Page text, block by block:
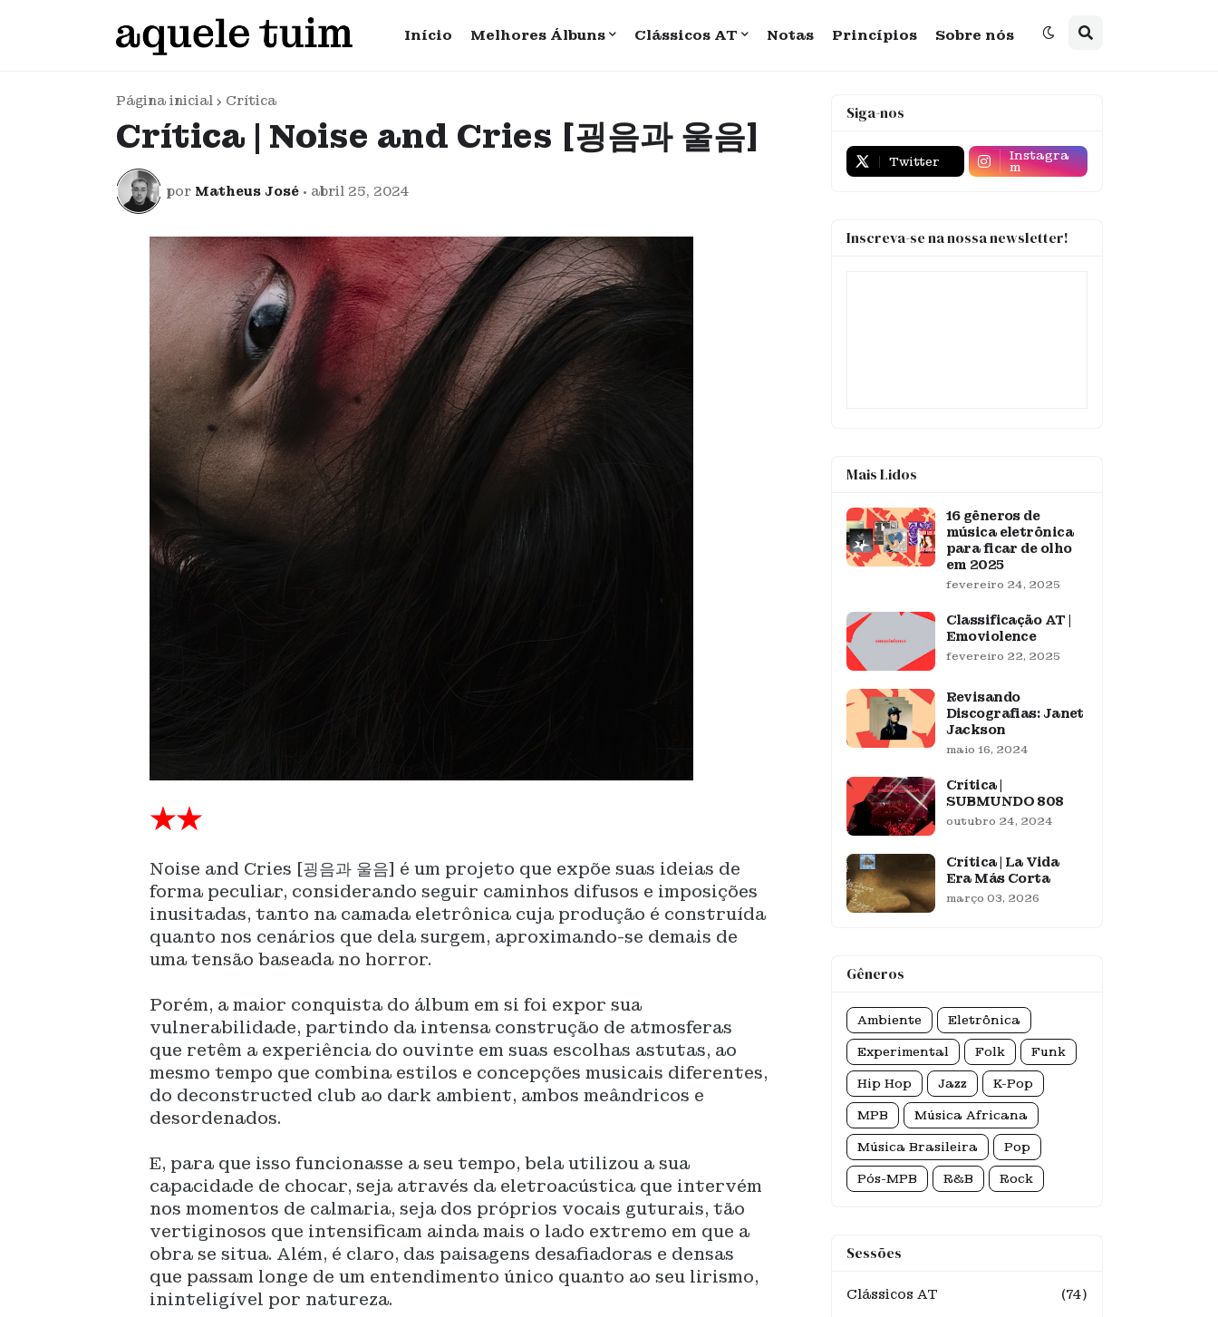
Início Melhores Álbuns Clássicos AT Notas Princípios Sobre nós
Página inicial Crítica
Crítica | Noise and Cries [굉음과 울음]
por Matheus José • abril 25, 2024
★★
Noise and Cries [굉음과 울음] é um projeto que expõe suas ideias de
forma peculiar, considerando seguir caminhos difusos e imposições
inusitadas, tanto na camada eletrônica cuja produção é construída
quanto nos cenários que dela surgem, aproximando-se demais de
uma tensão baseada no horror.
Porém, a maior conquista do álbum em si foi expor sua
vulnerabilidade, partindo da intensa construção de atmosferas
que retêm a experiência do ouvinte em suas escolhas astutas, ao
mesmo tempo que combina estilos e concepções musicais diferentes,
do deconstructed club ao dark ambient, ambos meândricos e
desordenados.
E, para que isso funcionasse a seu tempo, bela utilizou a sua
capacidade de chocar, seja através da eletroacústica que intervém
nos momentos de calmaria, seja dos próprios vocais guturais, tão
vertiginosos que intensificam ainda mais o lado extremo em que a
obra se situa. Além, é claro, das paisagens desafiadoras e densas
que passam longe de um entendimento único quanto ao seu lirismo,
ininteligível por natureza.
Siga-nos
Twitter Instagra
m
Inscreva-se na nossa newsletter!
Mais Lidos
16 gêneros de
música eletrônica
para ficar de olho
em 2025
fevereiro 24, 2025
Classificação AT |
Emoviolence
fevereiro 22, 2025
Revisando
Discografias: Janet
Jackson
maio 16, 2024
Crítica |
SUBMUNDO 808
outubro 24, 2024
Crítica | La Vida
Era Más Corta
março 03, 2026
Gêneros
Ambiente Eletrônica
Experimental Folk Funk
Hip Hop Jazz K-Pop
MPB Música Africana
Música Brasileira Pop
Pós-MPB R&B Rock
Sessões
Clássicos AT
(74)